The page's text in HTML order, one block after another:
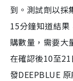
到。測試劑以採
15分鐘知道結
購數量，需要大
在確認後10至
發DEEPBLUE